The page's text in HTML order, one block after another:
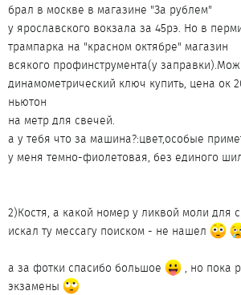
брал в москве в магазине "За рублем"
у ярославского вокзала за 45рэ. Но в
трампарка на "красном октябре" магазин
всякого профинструмента(у
динамометрический ключ купить, цена ок
ньютон
на метр для свечей.
а у тебя что за машина?:цвет,особые
у меня темно-фиолетовая, без единого
2)Костя, а какой номер у ликвой моли для
искал ту мессагу поиском - не нашел
а за фотки спасибо большое
, но пока
экзамены